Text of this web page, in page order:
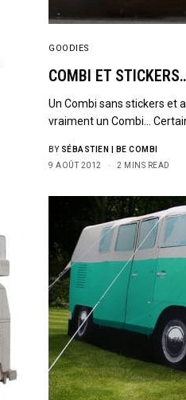
GOODIES
COMBI ET
Un Combi sans stickers et
vraiment un Combi…
BY SÉBASTIEN | BE COMBI
9 AOÛT 2012
2 MINS READ